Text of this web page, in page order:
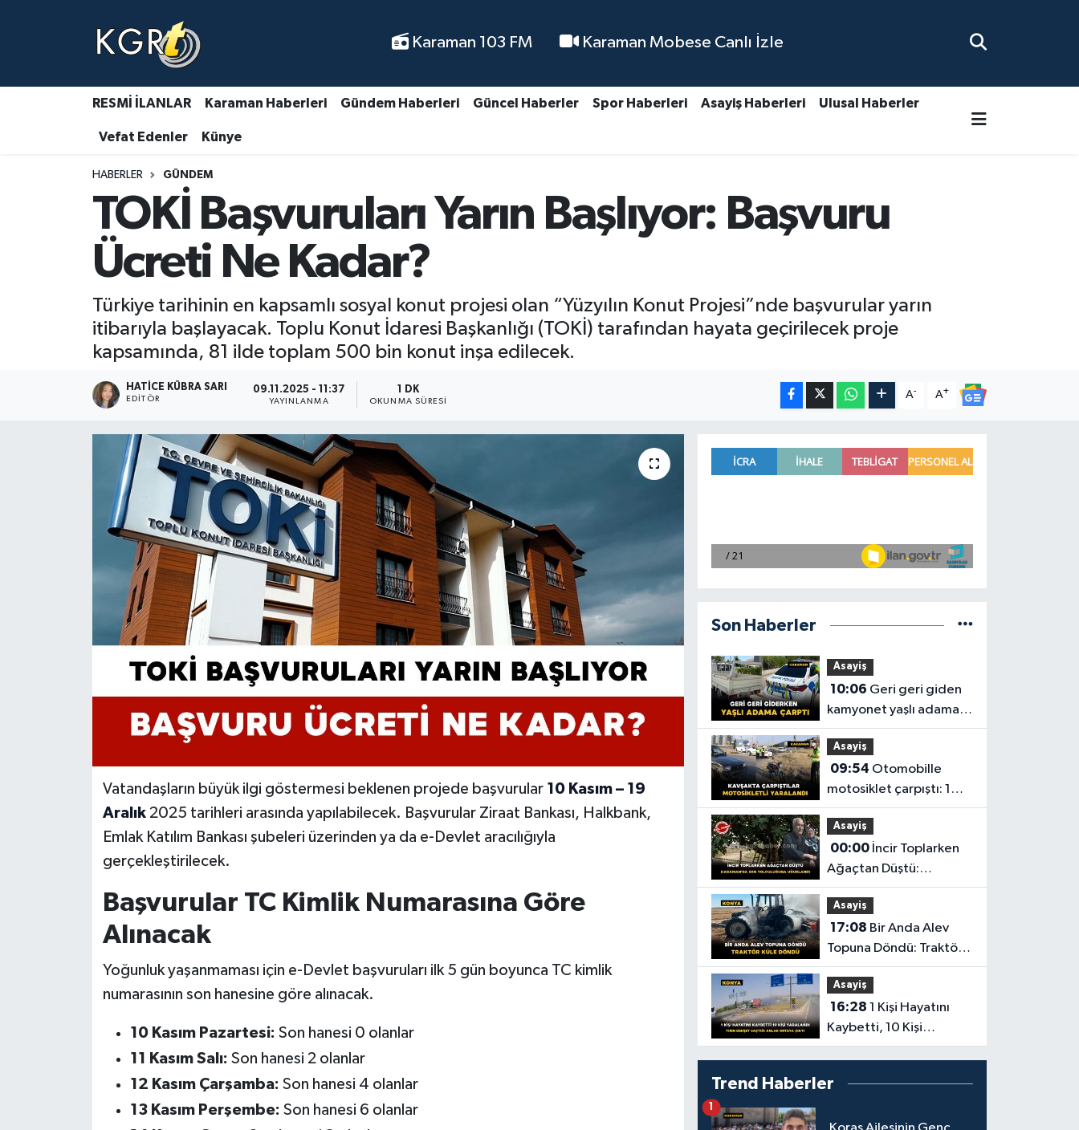
Karaman 103 FM Karaman Mobese Canlı İzle
RESMİ İLANLAR Karaman Haberleri Gündem Haberleri Güncel Haberler Spor Haberleri Asayiş Haberleri Ulusal Haberler
Vefat Edenler Künye
HABERLER GÜNDEM
TOKİ Başvuruları Yarın Başlıyor: Başvuru
Ücreti Ne Kadar?
Türkiye tarihinin en kapsamlı sosyal konut projesi olan “Yüzyılın Konut Projesi”nde başvurular yarın
itibarıyla başlayacak. Toplu Konut İdaresi Başkanlığı (TOKİ) tarafından hayata geçirilecek proje
kapsamında, 81 ilde toplam 500 bin konut inşa edilecek.
HATICE KÜBRA SARI
EDITÖR
09.11.2025 - 11:37
YAYINLANMA
1 DK
OKUNMA SÜRESI
A- A+
Vatandaşların büyük ilgi göstermesi beklenen projede başvurular 10 Kasım – 19
Aralık2025 tarihleri arasında yapılabilecek. Başvurular Ziraat Bankası, Halkbank,
Emlak Katılım Bankası şubeleri üzerinden ya da e-Devlet aracılığıyla
gerçekleştirilecek.
Başvurular TC Kimlik Numarasına Göre
Alınacak
Yoğunluk yaşanmaması için e-Devlet başvuruları ilk 5 gün boyunca TC kimlik
numarasının son hanesine göre alınacak.
10 Kasım Pazartesi: Son hanesi 0 olanlar
11 Kasım Salı: Son hanesi 2 olanlar
12 Kasım Çarşamba: Son hanesi 4 olanlar
13 Kasım Perşembe: Son hanesi 6 olanlar
Son Haberler
Asayiş
10:06
kamyonet yaşlı adama
çarptı: 1 yaralı
Asayiş
09:54
motosiklet çarpıştı: 1
yaralı
Asayiş
00:00İncir Toplarken
Ağaçtan Düştü:
Karaman'da Son
Yolculuğuna Uğurlandı
Asayiş
17:08
Topuna Döndü: Traktör
Küle Döndü
Asayiş
16:28
Kaybetti, 10 Kişi
Yaralandı! Tırın Dehşet
Çıktı
Trend Haberler
1
Karaman Haberleri
Gündem Haberleri
Güncel Haberler
Asayiş Haberleri
Ulusal Haberler
Vefat Edenler